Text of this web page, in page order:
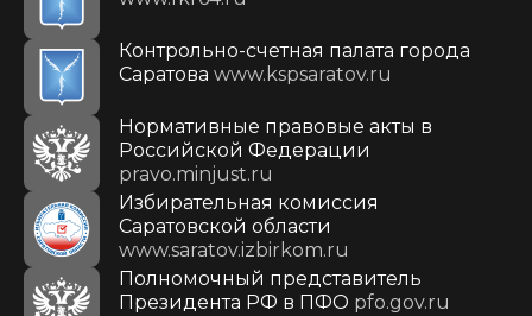
Контрольно-счетная палата города
Саратова www.kspsaratov.ru
Нормативные правовые акты в
Российской Федерации
pravo.minjust.ru
Избирательная комиссия
Саратовской области
www.saratov.izbirkom.ru
Полномочный представитель
Президента РФ в ПФО pfo.gov.ru